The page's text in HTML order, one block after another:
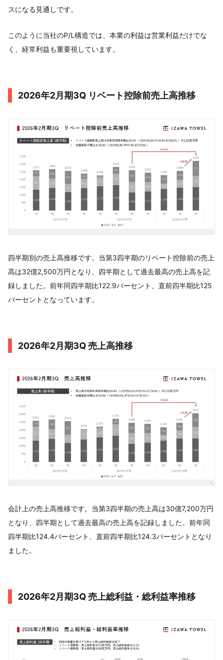
スになる見通しです。
このように当社のP/L構造では、本業の利益は営業利益だけでな
く、経常利益も重要視しています。
2026年2月期3Q リベート控除前売上高推移
四半期別の売上高推移です。当第3四半期のリベート控除前の売上
高は32億2,500万円となり、四半期として過去最高の売上高を記
録しました。前年同四半期比122.9パーセント、直前四半期比125
パーセントとなっています。
2026年2月期3Q 売上高推移
会計上の売上高推移です。当第3四半期の売上高は30億7,200万円
となり、四半期として過去最高の売上高を記録しました。前年同
四半期比124.4パーセント、直前四半期比124.3パーセントとなり
ました。
2026年2月期3Q 売上総利益・総利益率推移